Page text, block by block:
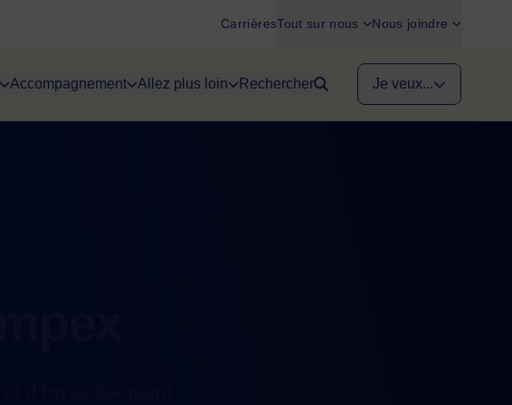
CarrièresTout sur nous Nous joindre
Accompagnement Allez plus loin Rechercher Je veux...